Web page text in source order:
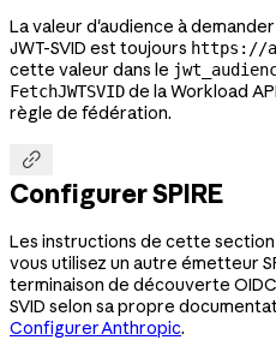
La valeur d'audience à
JWT-SVID est toujours https://
cette valeur dans le
FetchJWTSVIDde la Workload
règle de fédération.

Configurer SPIRE
Les instructions de cette section
vous utilisez un autre émetteur
terminaison de découverte
SVID selon sa propre
Configurer Anthropic.